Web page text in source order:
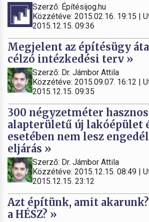
Szerző: Építésijog.hu
Közzétéve: 2015.02.16. 19:15 |
2015.12.15. 09:36
Megjelent az építésügy
célzó intézkedési terv »
Szerző: Dr. Jámbor Attila
Közzétéve: 2015.09.07. 16:12 |
2015.12.15. 09:35
300 négyzetméter
alapterületű új lakóépület
esetében nem lesz
eljárás »
Szerző: Dr. Jámbor Attila
Közzétéve: 2015.12.15. 08:49 |
2015.12.15. 23:12
Azt építünk, amit
a HÉSZ? »